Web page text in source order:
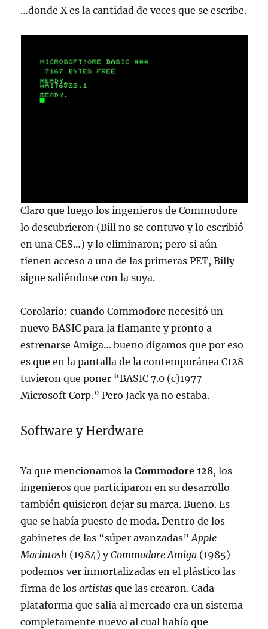
…donde X es la cantidad de veces que se escribe.
Claro que luego los ingenieros de Commodore
lo descubrieron (Bill no se contuvo y lo escribió
en una CES…) y lo eliminaron; pero si aún
tienen acceso a una de las primeras PET, Billy
sigue saliéndose con la suya.
Corolario: cuando Commodore necesitó un
nuevo BASIC para la flamante y pronto a
estrenarse Amiga… bueno digamos que por eso
es que en la pantalla de la contemporánea C128
tuvieron que poner “BASIC 7.0 (c)1977
Microsoft Corp.” Pero Jack ya no estaba.
Software y Herdware
Ya que mencionamos laCommodore 128, los
ingenieros que participaron en su desarrollo
también quisieron dejar su marca. Bueno. Es
que se había puesto de moda. Dentro de los
gabinetes de las “súper avanzadas”Apple
Macintosh (1984) yCommodore Amiga (1985)
podemos ver inmortalizadas en el plástico las
firma de losartistas que las crearon. Cada
plataforma que salia al mercado era un sistema
completamente nuevo al cual había que